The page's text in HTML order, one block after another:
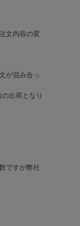
文内容の変
が混み合っ
出荷となり
ですが弊社